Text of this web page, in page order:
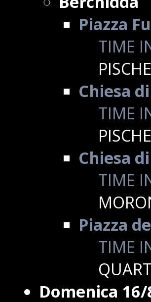
Piazza
TIME
Chiesa
TIME
Chiesa
TIME
Piazza
TIME
Domenica